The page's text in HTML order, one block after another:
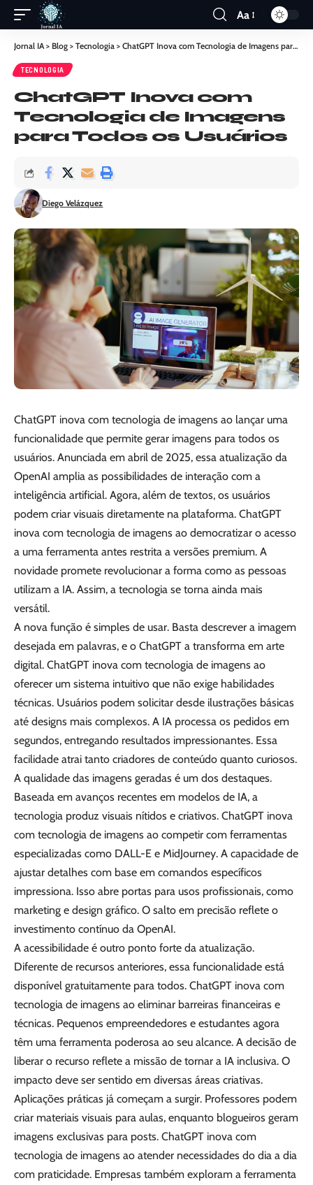
Aa
Jornal IA> Blog > Tecnologia > ChatGPT Inova com Tecnologia de Imagens para Todos os Usuários
TECNOLOGIA
ChatGPT Inova com
Tecnologia de Imagens
para Todos os Usuários
Diego Velázquez
ChatGPT inova com tecnologia de imagens ao lançar uma
funcionalidade que permite gerar imagens para todos os
usuários. Anunciada em abril de 2025, essa atualização da
OpenAI amplia as possibilidades de interação com a
inteligência artificial. Agora, além de textos, os usuários
podem criar visuais diretamente na plataforma. ChatGPT
inova com tecnologia de imagens ao democratizar o acesso
a uma ferramenta antes restrita a versões premium. A
novidade promete revolucionar a forma como as pessoas
utilizam a IA. Assim, a tecnologia se torna ainda mais
versátil.
A nova função é simples de usar. Basta descrever a imagem
desejada em palavras, e o ChatGPT a transforma em arte
digital. ChatGPT inova com tecnologia de imagens ao
oferecer um sistema intuitivo que não exige habilidades
técnicas. Usuários podem solicitar desde ilustrações básicas
até designs mais complexos. A IA processa os pedidos em
segundos, entregando resultados impressionantes. Essa
facilidade atrai tanto criadores de conteúdo quanto curiosos.
A qualidade das imagens geradas é um dos destaques.
Baseada em avanços recentes em modelos de IA, a
tecnologia produz visuais nítidos e criativos. ChatGPT inova
com tecnologia de imagens ao competir com ferramentas
especializadas como DALL-E e MidJourney. A capacidade de
ajustar detalhes com base em comandos específicos
impressiona. Isso abre portas para usos profissionais, como
marketing e design gráfico. O salto em precisão reflete o
investimento contínuo da OpenAI.
A acessibilidade é outro ponto forte da atualização.
Diferente de recursos anteriores, essa funcionalidade está
disponível gratuitamente para todos. ChatGPT inova com
tecnologia de imagens ao eliminar barreiras financeiras e
técnicas. Pequenos empreendedores e estudantes agora
têm uma ferramenta poderosa ao seu alcance. A decisão de
liberar o recurso reflete a missão de tornar a IA inclusiva. O
impacto deve ser sentido em diversas áreas criativas.
Aplicações práticas já começam a surgir. Professores podem
criar materiais visuais para aulas, enquanto blogueiros geram
imagens exclusivas para posts. ChatGPT inova com
tecnologia de imagens ao atender necessidades do dia a dia
com praticidade. Empresas também exploram a ferramenta